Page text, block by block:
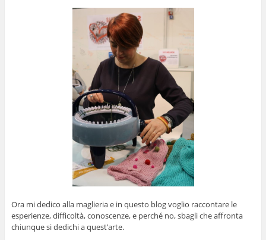
Ora mi dedico alla maglieria e in questo blog voglio raccontare le
esperienze, difficoltà, conoscenze, e perché no, sbagli che affronta
chiunque si dedichi a quest’arte.